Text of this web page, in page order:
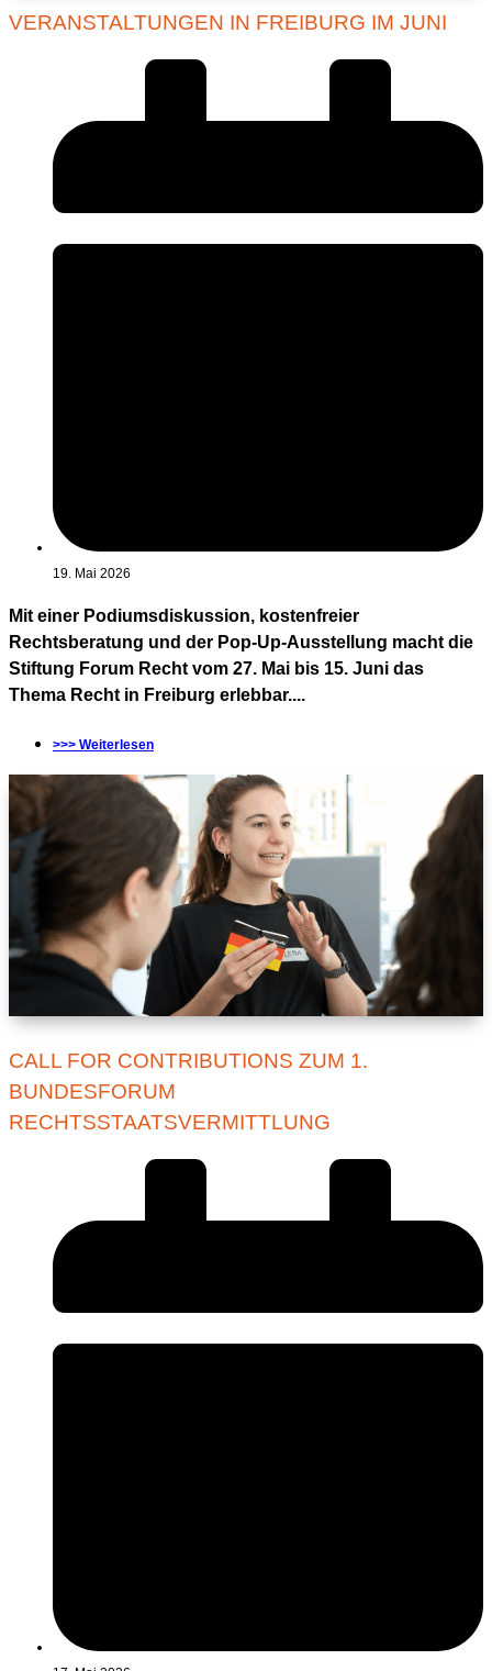
VERANSTALTUNGEN IN FREIBURG IM JUNI
19. Mai 2026
Mit einer Podiumsdiskussion, kostenfreier
Rechtsberatung und der Pop-Up-Ausstellung macht die
Stiftung Forum Recht vom 27. Mai bis 15. Juni das
Thema Recht in Freiburg erlebbar....
>>> Weiterlesen
CALL FOR CONTRIBUTIONS ZUM 1.
BUNDESFORUM
RECHTSSTAATSVERMITTLUNG